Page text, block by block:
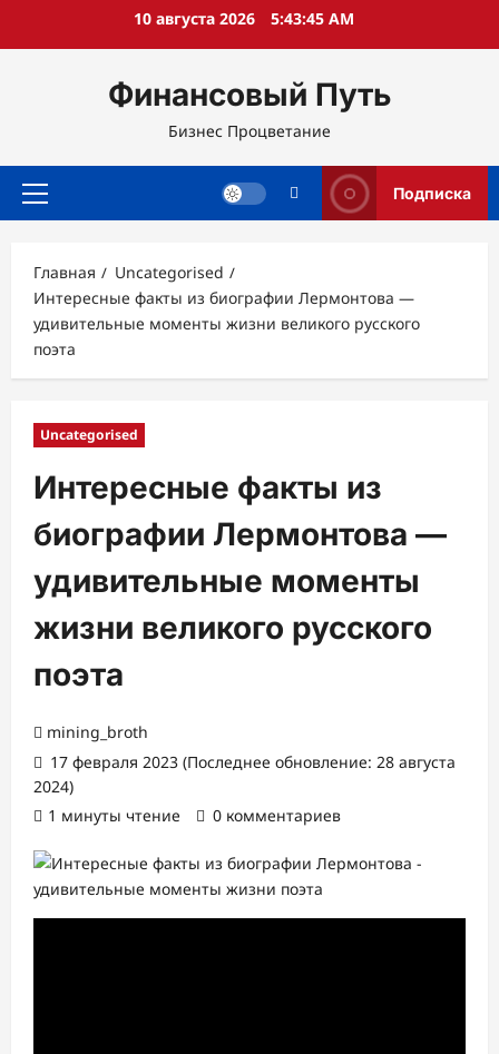
10 августа 2026 5:43:46 AM
Финансовый Путь
Бизнес Процветание
Основное
Подписка
Главная
Uncategorised
Интересные факты из биографии Лермонтова —
удивительные моменты жизни великого русского
поэта
Uncategorised
Интересные факты из
биографии Лермонтова —
удивительные моменты
жизни великого русского
поэта
mining_broth
17 февраля 2023 (Последнее обновление: 28 августа
2024)
1 минуты чтение
0 комментариев